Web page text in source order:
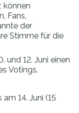
können
Fans,
der
Stimme für die
und 12. Juni einen
Votings.
14. Juni (15